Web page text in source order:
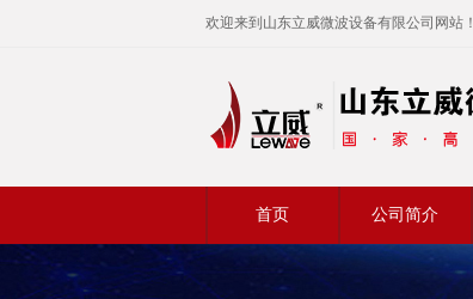
欢迎来到山东立威微波设备有限公司网站！
首页 公司简介